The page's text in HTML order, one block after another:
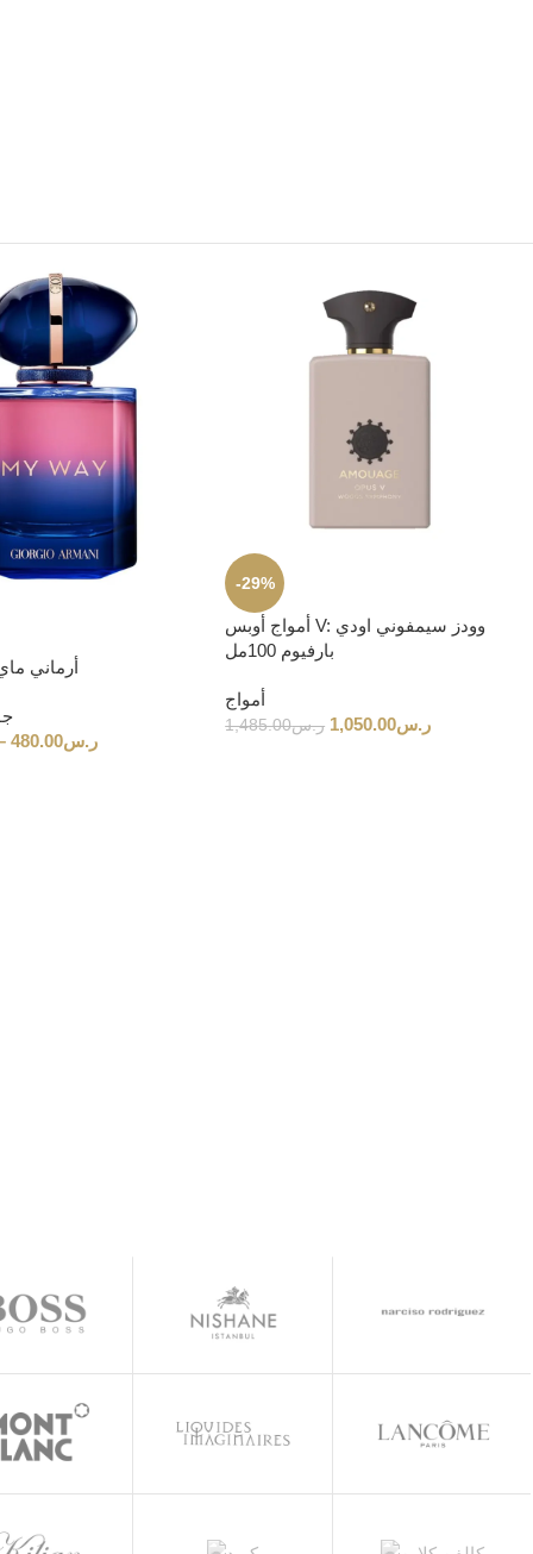
أرماني
ر.س480.00
-29%
أمواج أوبس V: وودز سيمفوني اودي
بارفيوم 100مل
أمواج
ر.س1,485.00 ر.س1,050.00